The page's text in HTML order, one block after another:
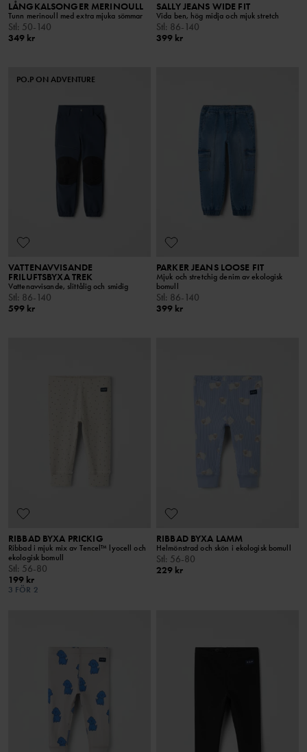
LÅNGKALSONGER MERINOULL
Tunn merinoull med extra mjuka sömmar
Stl: 50-140
349 kr
SALLY JEANS WIDE FIT
Vida ben, hög midja och mjuk stretch
Stl: 86-140
399 kr
PO.P ON ADVENTURE
VATTENAVVISANDE
FRILUFTSBYXA TREK
Vattenavvisande, slittålig och smidig
Stl: 86-140
599 kr
PARKER JEANS LOOSE FIT
Mjuk och stretchig denim av ekologisk
bomull
Stl: 86-140
399 kr
RIBBAD BYXA PRICKIG
Ribbad i mjuk mix av Tencel™ lyocell och
ekologisk bomull
Stl: 56-80
199 kr
3 FÖR 2
RIBBAD BYXA LAMM
Helmönstrad och skön i ekologisk bomull
Stl: 56-80
229 kr